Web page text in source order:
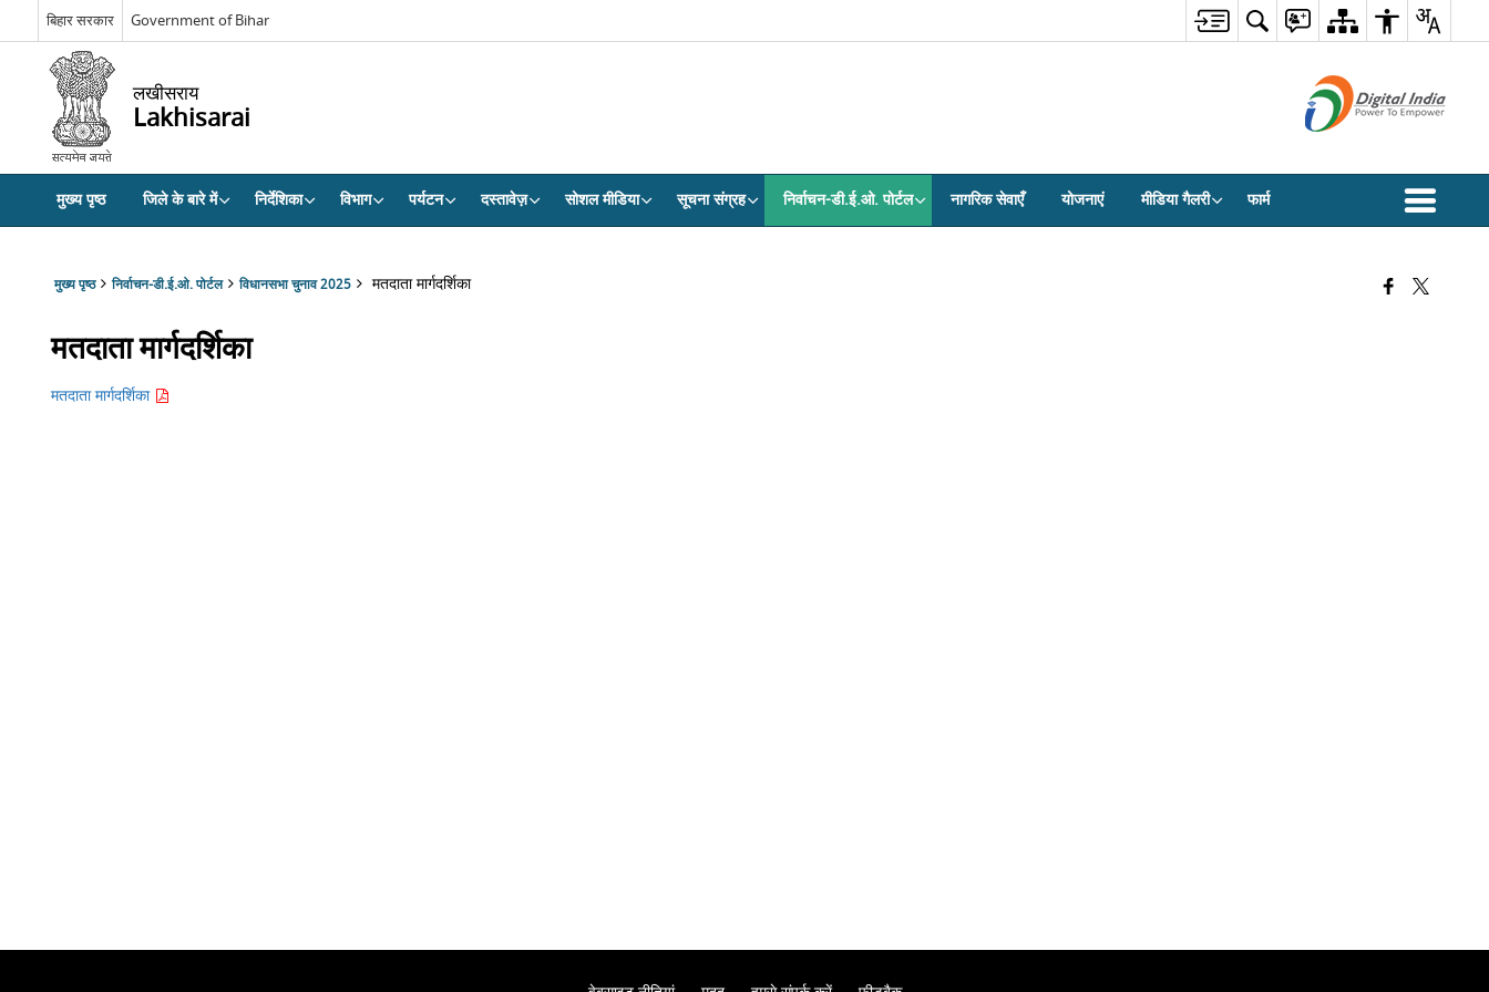
बिहार सरकार Government of Bihar
लखीसराय
Lakhisarai
मुख्य पृष्ठ जिले के बारे में निर्देशिका विभाग पर्यटन दस्तावेज़ सोशल मीडिया सूचना संग्रह निर्वाचन-डी.ई.ओ. पोर्टल नागरिक सेवाएँ योजनाएं मीडिया गैलरी फार्म
मुख्य पृष्ठ निर्वाचन-डी.ई.ओ. पोर्टल विधानसभा चुनाव 2025 मतदाता मार्गदर्शिका
मतदाता मार्गदर्शिका
मतदाता मार्गदर्शिका